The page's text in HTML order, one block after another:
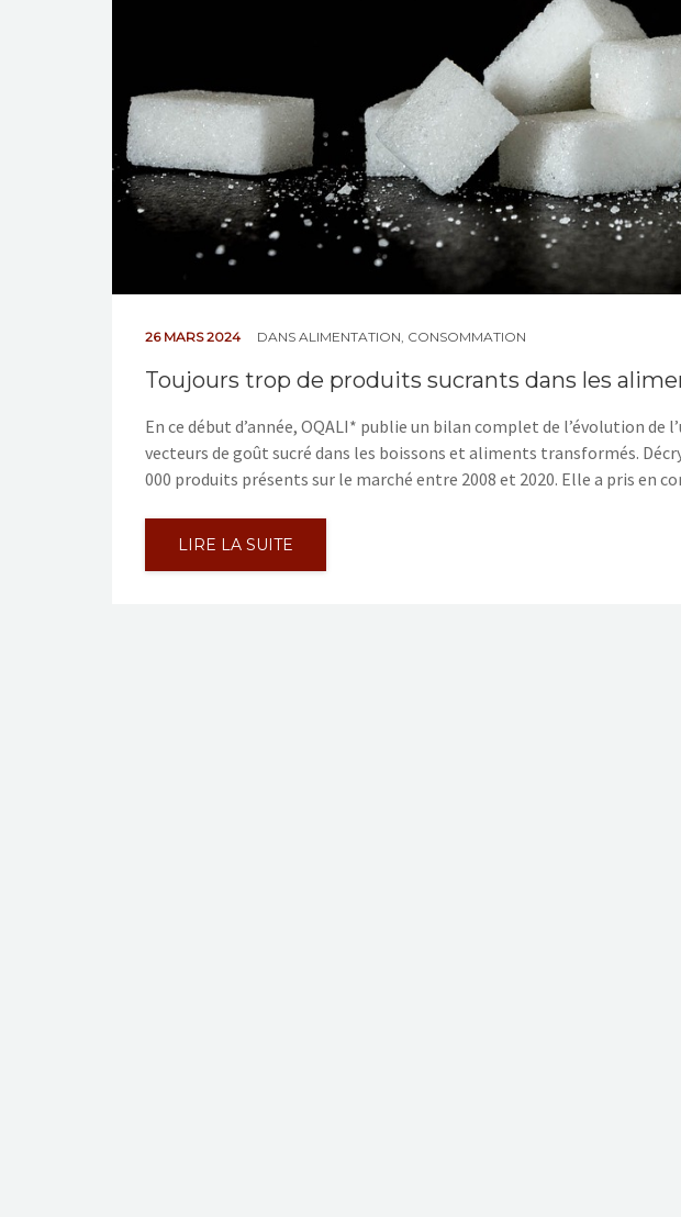
26 MARS 2024 DANS ALIMENTATION, CONSOMMATION
Toujours trop de produits sucrants dans les
En ce début d’année, OQALI* publie un bilan complet de l’évolution
vecteurs de goût sucré dans les boissons et aliments transformés.
000 produits présents sur le marché entre 2008 et 2020. Elle a pris en
LIRE LA SUITE